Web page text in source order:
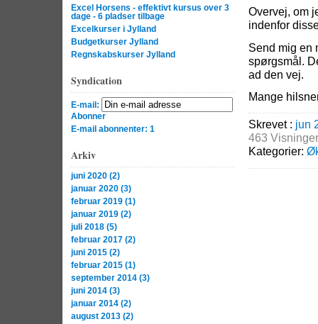
Excel Horsens - effektivt kursus over 3
dage - 6 pladser tilbage
Excelkurser i Jylland
Budgetkurser Jylland
Regnskabskurser Jylland
Syndication
E-mail:
Abonner
E-mail abonnenter: 1
Arkiv
juni 2020 (2)
januar 2020 (3)
februar 2019 (1)
januar 2019 (2)
juli 2018 (5)
februar 2017 (2)
juni 2015 (2)
februar 2015 (1)
september 2014 (3)
juni 2014 (3)
januar 2014 (2)
august 2013 (2)
Overvej, om
indenfor
Send mig en
spørgsmål.
ad den vej.
Mange
Skrevet : jun
463 Visninger
Kategorier: